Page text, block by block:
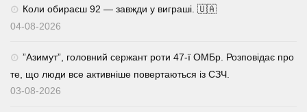
Коли обираєш 92 — завжди у виграші. 🇺🇦
04-08-2026
⁨”Азимут”, головний сержант роти 47-ї ОМБр. Розповідає про
те, що люди все активніше повертаються із СЗЧ.
03-08-2026